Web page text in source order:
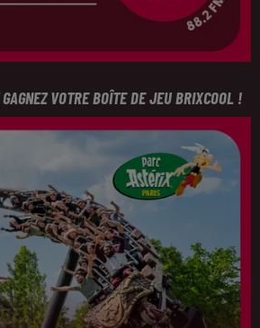
VOTRE BOÎTE DE JEU BRIXCOOL !